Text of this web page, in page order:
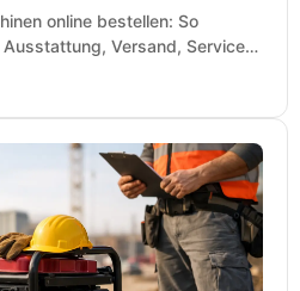
online bestellen: So
Versand, Service